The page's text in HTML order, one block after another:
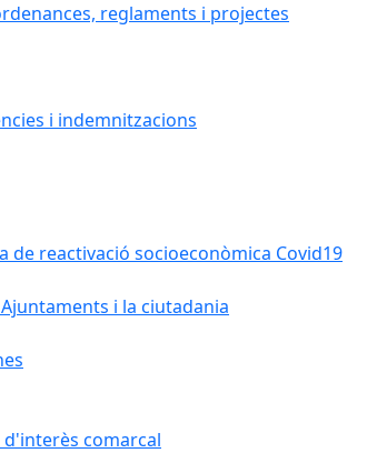
reglaments i projectes
i indemnitzacions
de reactivació socioeconòmica Covid19
i la ciutadania
comarcal